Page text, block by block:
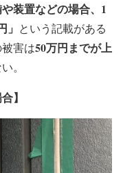
装置などの場合、1
という記載がある
害は50万円までが上
。
】